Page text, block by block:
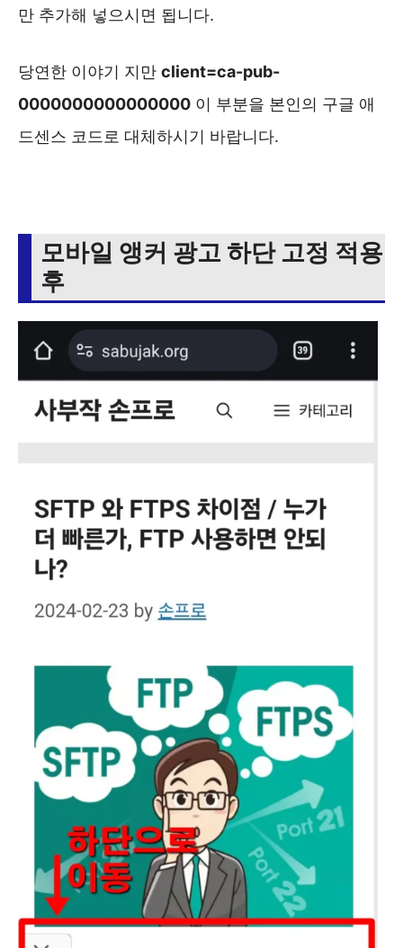
만 추가해 넣으시면 됩니다.
당연한 이야기 지만 client=ca-pub-
0000000000000000 이 부분을 본인의 구글 애
드센스 코드로 대체하시기 바랍니다.
모바일 앵커 광고 하단 고정 적용
후